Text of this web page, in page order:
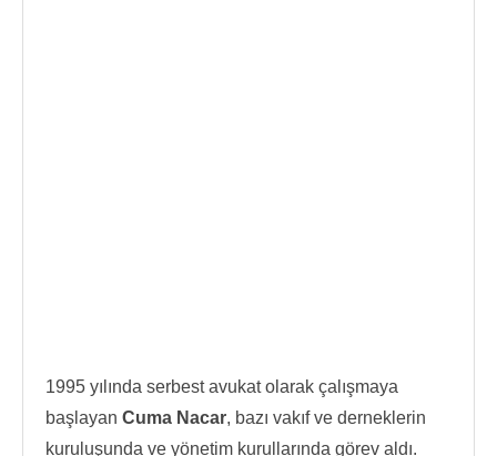
1995 yılında serbest avukat olarak çalışmaya
başlayan Cuma Nacar, bazı vakıf ve derneklerin
kuruluşunda ve yönetim kurullarında görev aldı.